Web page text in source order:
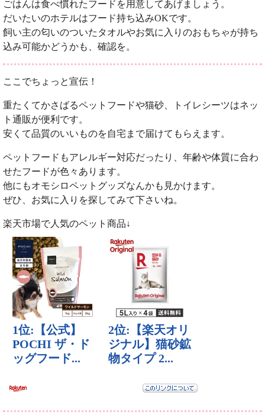
ごはんは食べ慣れたフードを用意してあげましょう。
だいたいのホテルはフード持ち込みOKです。
飼い主の匂いのついたタオルやお気に入りのおもちゃが持ち
込み可能かどうかも、確認を。
ここでちょっと宣伝！
重たくてかさばるペットフードや猫砂、トイレシーツはネッ
ト通販が便利です。
安くて品質のいいものを自宅まで届けてもらえます。
ペットフードもアレルギー対応だったり、年齢や体質に合わ
せたフードが色々あります。
他にもオモシロペットグッズなんかも見かけます。
ぜひ、お気に入りを探してみて下さいね。
楽天市場で人気のペット商品↓